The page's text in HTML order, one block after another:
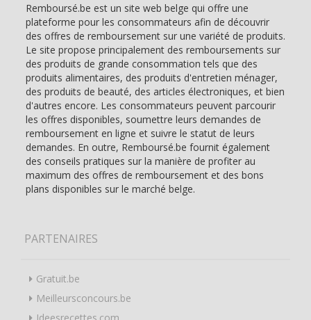
Remboursé.be est un site web belge qui offre une
plateforme pour les consommateurs afin de découvrir
des offres de remboursement sur une variété de produits.
Le site propose principalement des remboursements sur
des produits de grande consommation tels que des
produits alimentaires, des produits d'entretien ménager,
des produits de beauté, des articles électroniques, et bien
d'autres encore. Les consommateurs peuvent parcourir
les offres disponibles, soumettre leurs demandes de
remboursement en ligne et suivre le statut de leurs
demandes. En outre, Remboursé.be fournit également
des conseils pratiques sur la manière de profiter au
maximum des offres de remboursement et des bons
plans disponibles sur le marché belge.
PARTENAIRES
Gratuit.be
Meilleursconcours.be